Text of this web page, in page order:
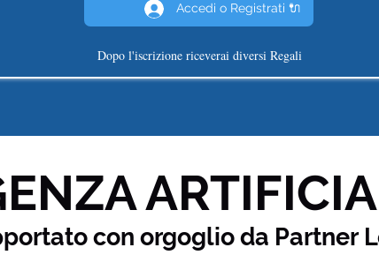
Accedi o Registrati 🔌
Dopo l'iscrizione riceverai diversi Regali
con orgoglio da Partner